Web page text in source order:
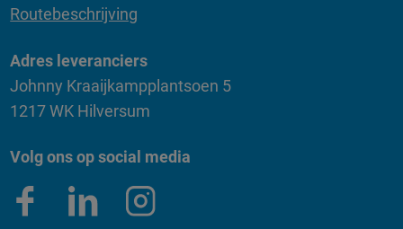
Routebeschrijving
Adres leveranciers
Johnny Kraaijkampplantsoen 5
1217 WK Hilversum
Volg ons op social media